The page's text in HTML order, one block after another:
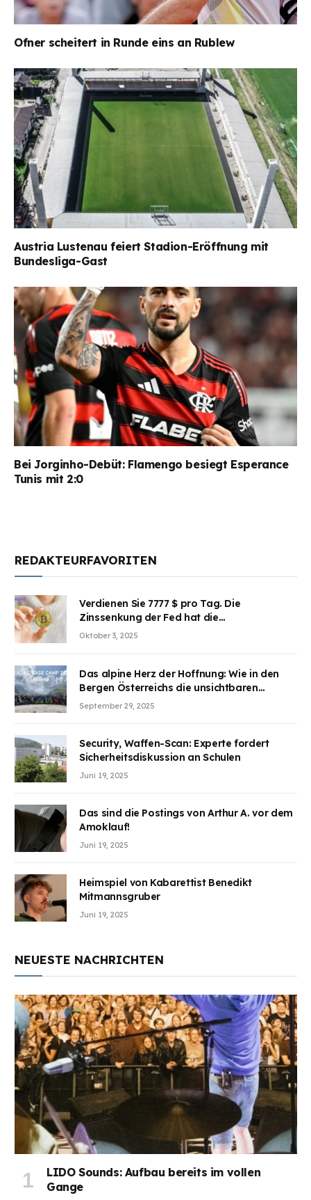
Ofner scheitert in Runde eins an Rublew
Austria Lustenau feiert Stadion-Eröffnung mit
Bundesliga-Gast
Bei Jorginho-Debüt: Flamengo besiegt Esperance
Tunis mit 2:0
REDAKTEURFAVORITEN
Verdienen Sie 7777 $ pro Tag. Die
Zinssenkung der Fed hat die
Aufmerksamkeit des Marktes erregt.
Oktober 3, 2025
Das alpine Herz der Hoffnung: Wie in den
Bergen Österreichs die unsichtbaren
Wunden des Kriegesheilen
September 29, 2025
Security, Waffen-Scan: Experte fordert
Sicherheitsdiskussion an Schulen
Juni 19, 2025
Das sind die Postings von Arthur A. vor dem
Amoklauf!
Juni 19, 2025
Heimspiel von Kabarettist Benedikt
Mitmannsgruber
Juni 19, 2025
NEUESTE NACHRICHTEN
LIDO Sounds: Aufbau bereits im vollen
Gange